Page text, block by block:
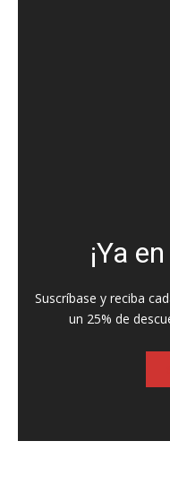
¡Ya
Suscríbase y reciba
un 25% de